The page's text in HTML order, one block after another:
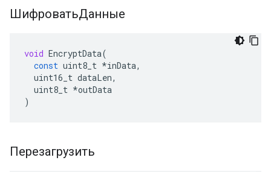
ШифроватьДанные
void EncryptData(
const uint8_t *inData,
uint16_t dataLen,
uint8_t *outData
)
Перезагрузить